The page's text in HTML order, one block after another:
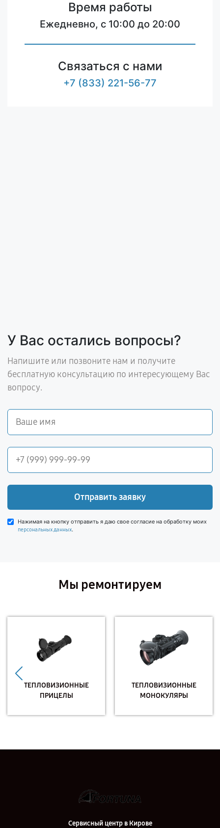
Время работы
Ежедневно, с 10:00 до 20:00
Связаться с нами
+7 (833) 221-56-77
У Вас остались вопросы?
Напишите или позвоните нам и получите
бесплатную консультацию по интересующему Вас
вопросу.
Отправить заявку
Нажимая на кнопку отправить я даю свое согласие на обработку моих
персональных данных.
Мы ремонтируем
ТЕПЛОВИЗИОННЫЕ
ПРИЦЕЛЫ
ТЕПЛОВИЗИОННЫЕ
МОНОКУЛЯРЫ
Сервисный центр в Кирове